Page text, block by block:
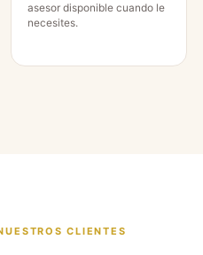
asesor disponible cuando le
necesites.
CLIENTES